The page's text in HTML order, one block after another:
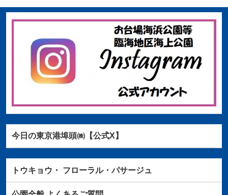
今日の東京港埠頭㈱【公式X】
トウキョウ・ フローラル・パサージュ